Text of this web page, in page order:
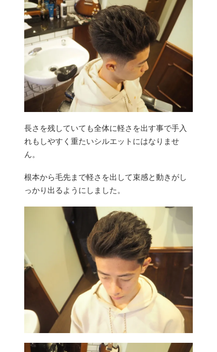
長さを残していても全体に軽さを出す事で手入
れもしやすく重たいシルエットにはなりませ
ん。
根本から毛先まで軽さを出して束感と動きがし
っかり出るようにしました。